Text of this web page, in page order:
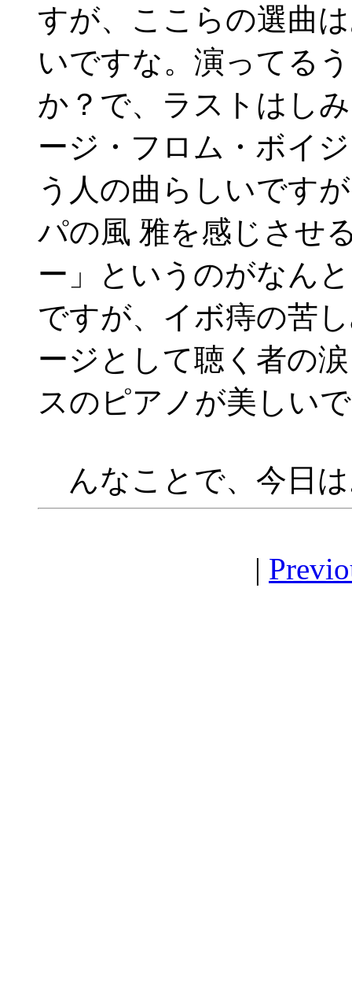
すが、ここらの選曲
いですな。演ってる
か？で、ラストはし
ージ・フロム・ボイ
う人の曲らしいです
パの風 雅を感じさせ
ー」というのがなん
ですが、イボ痔の苦
ージとして聴く者の
スのピアノが美しい
んなことで、今日
|